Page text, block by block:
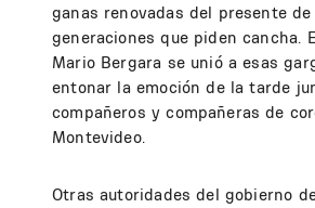
ganas renovadas del presente de
generaciones que piden cancha.
Mario Bergara se unió a esas
entonar la emoción de la tarde
compañeros y compañeras de
Montevideo.
Otras autoridades del gobierno